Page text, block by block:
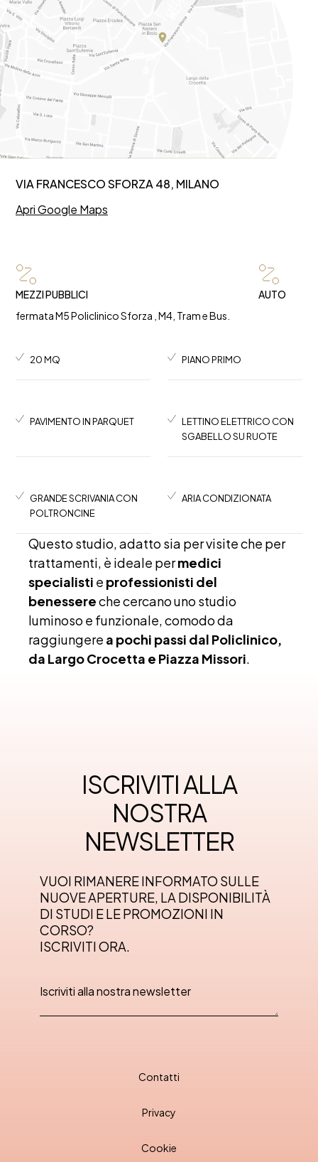
VIA FRANCESCO SFORZA 48, MILANO
Apri Google Maps
MEZZI PUBBLICI
fermata M5 Policlinico Sforza , M4, Tram e Bus.
AUTO
20 MQ PIANO PRIMO
PAVIMENTO IN PARQUET
LETTINO ELETTRICO CON
SGABELLO SU RUOTE
GRANDE SCRIVANIA CON
POLTRONCINE
ARIA CONDIZIONATA
Questo studio, adatto sia per visite che per
trattamenti, è ideale permedici
specialisti e professionisti del
benessereche cercano uno studio
luminoso e funzionale, comodo da
raggiungere a pochi passi dal Policlinico,
da Largo Crocetta e Piazza Missori
ISCRIVITI ALLA
NOSTRA
NEWSLETTER
VUOI RIMANERE INFORMATO SULLE
NUOVE APERTURE, LA DISPONIBILITÀ
DI STUDI E LE PROMOZIONI IN
CORSO?
ISCRIVITI ORA.
Contatti
Privacy
Cookie